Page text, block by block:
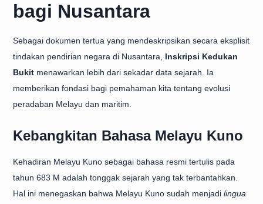
bagi Nusantara
Sebagai dokumen tertua yang mendeskripsikan secara eksplisit
tindakan pendirian negara di Nusantara, Inskripsi Kedukan
Bukit menawarkan lebih dari sekadar data sejarah. Ia
memberikan fondasi bagi pemahaman kita tentang evolusi
peradaban Melayu dan maritim.
Kebangkitan Bahasa Melayu Kuno
Kehadiran Melayu Kuno sebagai bahasa resmi tertulis pada
tahun 683 M adalah tonggak sejarah yang tak terbantahkan.
Hal ini menegaskan bahwa Melayu Kuno sudah menjadi lingua